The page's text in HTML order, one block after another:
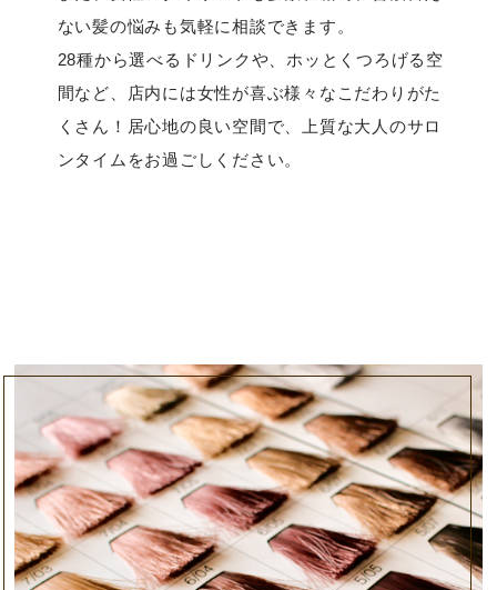
ない髪の悩みも気軽に相談できます。
28種から選べるドリンクや、ホッとくつろげる空
間など、店内には女性が喜ぶ様々なこだわりがた
くさん！居心地の良い空間で、上質な大人のサロ
ンタイムをお過ごしください。